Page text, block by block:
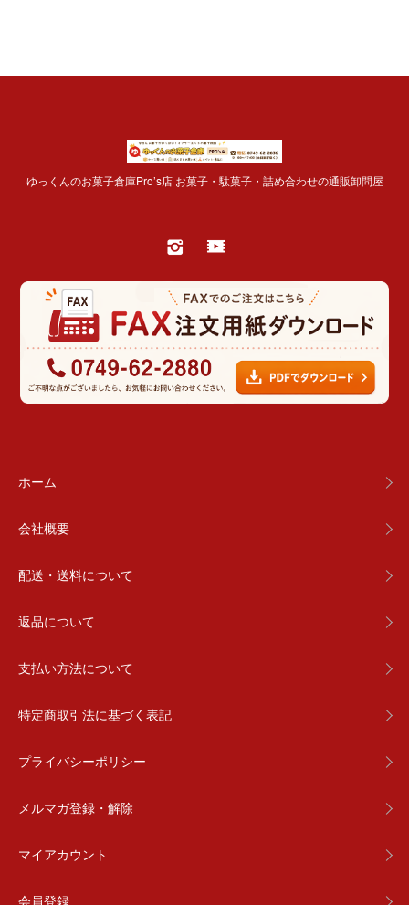
ゆっくんのお菓子倉庫Pro’s店 お菓子・駄菓子・詰め合わせの通販卸問屋
ホーム
会社概要
配送・送料について
返品について
支払い方法について
特定商取引法に基づく表記
プライバシーポリシー
メルマガ登録・解除
マイアカウント
会員登録